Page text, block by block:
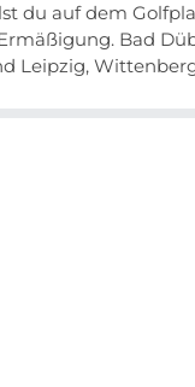
du auf dem
Bad
Leipzig,